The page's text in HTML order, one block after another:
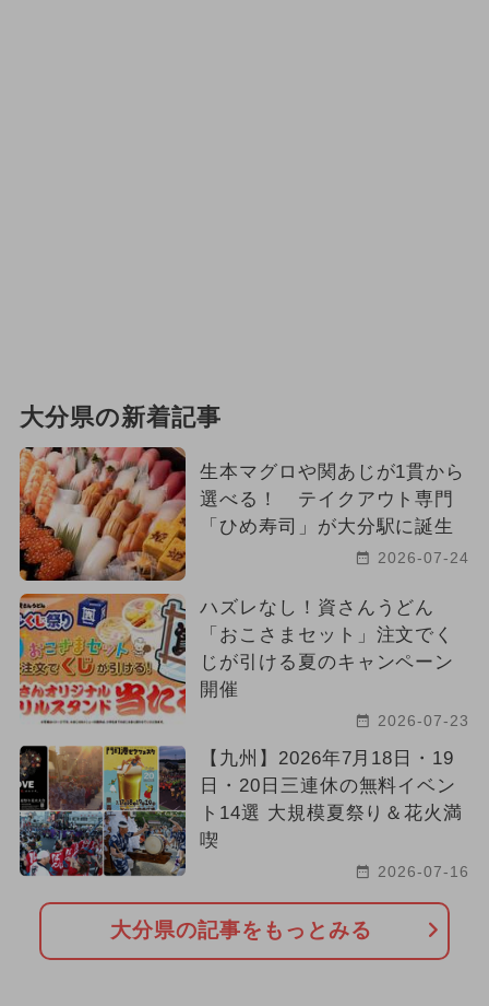
大分県の新着記事
生本マグロや関あじが1貫から
選べる！ テイクアウト専門
「ひめ寿司」が大分駅に誕生
2026-07-24
ハズレなし！資さんうどん
「おこさまセット」注文でく
じが引ける夏のキャンペーン
開催
2026-07-23
【九州】2026年7月18日・19
日・20日三連休の無料イベン
ト14選 大規模夏祭り＆花火満
喫
2026-07-16
大分県の記事をもっとみる